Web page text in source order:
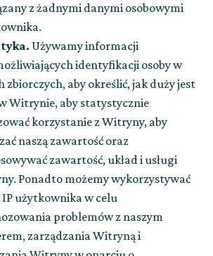
z żadnymi danymi osobowymi
Używamy informacji
identyfikacji osoby w
zbiorczych, aby określić, jak duży jest
Witrynie, aby statystycznie
korzystanie z Witryny, aby
naszą zawartość oraz
zawartość, układ i usługi
Ponadto możemy wykorzystywać
IP użytkownika w celu
problemów z naszym
zarządzania Witryną i